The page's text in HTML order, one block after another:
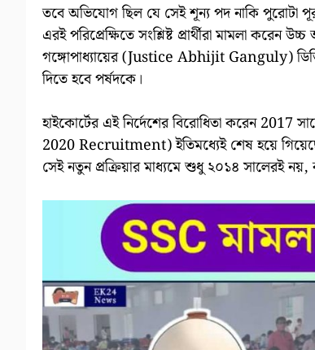
তবে অভিযোগ ছিল যে সেই শূন্য পদ নাকি পুরোটা
এরই পরিপ্রেক্ষিতে সংশ্লিষ্ট প্রার্থীরা মামলা
গঙ্গোপাধ্যায়ের (Justice Abhijit Ganguly)
দিতে হবে পর্ষদকে।
হাইকোর্টের এই নির্দেশের বিরোধিতা করেন 2017
2020 Recruitment) ইতিমধ্যেই শেষ হয়ে
সেই নতুন প্রক্রিয়ার মাধ্যমে শুধু ২০১৪ সালেরই নয়,